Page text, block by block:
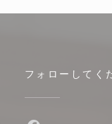
フォローしてく